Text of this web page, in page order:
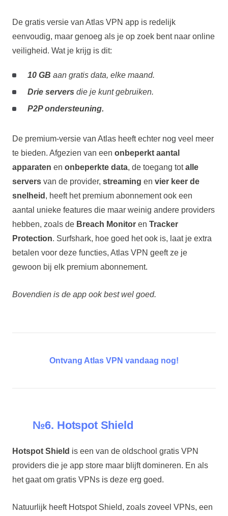
De gratis versie van Atlas VPN app is redelijk
eenvoudig, maar genoeg als je op zoek bent naar online
veiligheid. Wat je krijg is dit:
10 GB aan gratis data, elke maand.
Drie servers die je kunt gebruiken.
P2P ondersteuning.
De premium-versie van Atlas heeft echter nog veel meer
te bieden. Afgezien van een onbeperkt aantal
apparaten en onbeperkte data, de toegang totalle
serversvan de provider, streaming en vier keer de
snelheid , heeft het premium abonnement ook een
aantal unieke features die maar weinig andere providers
hebben, zoals de Breach Monitoren Tracker
Protection. Surfshark, hoe goed het ook is, laat je extra
betalen voor deze functies, Atlas VPN geeft ze je
gewoon bij elk premium abonnement.
Bovendien is de app ook best wel goed.
Ontvang Atlas VPN vandaag nog!
№6. Hotspot Shield
Hotspot Shield is een van de oldschool gratis VPN
providers die je app store maar blijft domineren. En als
het gaat om gratis VPNs is deze erg goed.
Natuurlijk heeft Hotspot Shield, zoals zoveel VPNs, een